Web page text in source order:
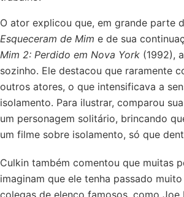
O ator explicou que, em grande parte
Esqueceram de Mim e de sua
Mim 2: Perdido em Nova York (1992),
sozinho. Ele destacou que raramente
outros atores, o que intensificava a
isolamento. Para ilustrar, comparou
um personagem solitário, brincando
um filme sobre isolamento, só que
Culkin também comentou que muitas
imaginam que ele tenha passado
colegas de elenco famosos, como Joe